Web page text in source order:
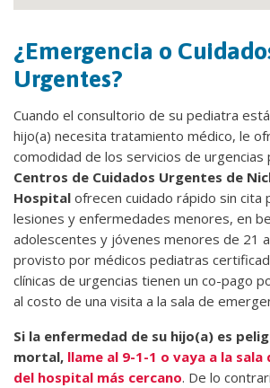
¿Emergencia o
Urgentes?
Cuando el consultorio de su pediatra
hijo(a) necesita tratamiento médico, le
comodidad de los servicios de urgencias
Centros de Cuidados Urgentes de
Hospital ofrecen cuidado rápido sin cita
lesiones y enfermedades menores, en
adolescentes y jóvenes menores de 21
provisto por médicos pediatras
clínicas de urgencias tienen un co-pago
al costo de una visita a la sala de
Si la enfermedad de su hijo(a) es
mortal, llame al 9-1-1 o vaya a la sala
del hospital más cercano. De lo